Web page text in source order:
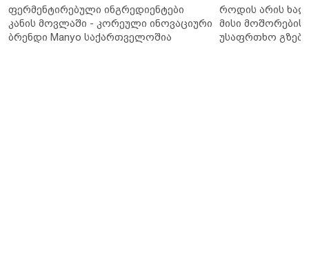
ფერმენტირებული ინგრედიენტები
კანის მოვლაში - კორეული ინოვაციური
ბრენდი Manyo საქართველოშია
როდის არის
მისი მოშორების
უსაფრთხო გზები